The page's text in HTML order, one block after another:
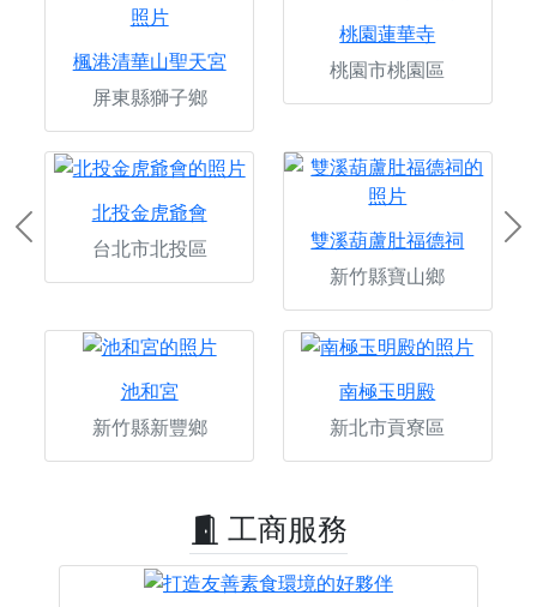
楓港清華山聖天宮
屏東縣獅子鄉
桃園蓮華寺
桃園市桃園區
北投金虎爺會
台北市北投區
雙溪葫蘆肚福德祠
新竹縣寶山鄉
池和宮
新竹縣新豐鄉
南極玉明殿
新北市貢寮區
Previous
工商服務